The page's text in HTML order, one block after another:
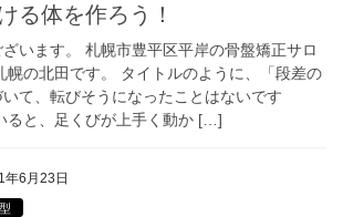
る体を作ろう！
います。 札幌市豊平区平岸の骨盤矯正サロ
幌の北田です。 タイトルのように、「段差の
て、転びそうになったことはないです
ると、足くびが上手く動か […]
年6月23日